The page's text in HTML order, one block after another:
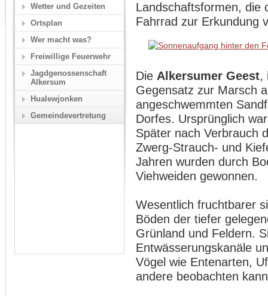
Landschaftsformen, die
Fahrrad zur Erkundung
Die Alkersumer Geest,
Gegensatz zur Marsch
angeschwemmten
Dorfes. Ursprünglich
Später nach Verbrauch
Zwerg-Strauch- und
Jahren wurden durch
Viehweiden gewonnen.
Wesentlich fruchtbarer
Böden der tiefer
Grünland und Feldern.
Entwässerungskanäle
Vögel wie Entenarten,
andere beobachten
Wetter und Gezeiten
Ortsplan
Wer macht was?
Freiwillige Feuerwehr
Jagdgenossenschaft
Alkersum
Hualewjonken
Gemeindevertretung